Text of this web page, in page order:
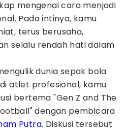
mengenai cara menjadi
Pada intinya, kamu
terus berusaha,
selalu rendah hati dalam
dunia sepak bola
atlet profesional, kamu
bertema "Gen Z and The
dengan pembicara
Putra. Diskusi tersebut